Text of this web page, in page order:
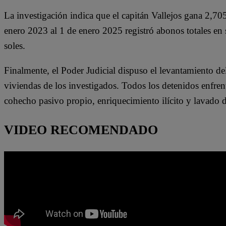
La investigación indica que el capitán Vallejos gana
enero 2023 al 1 de enero 2025 registró abonos totales
soles.
Finalmente, el Poder Judicial dispuso el levantamiento
viviendas de los investigados. Todos los detenidos
cohecho pasivo propio, enriquecimiento ilícito y lavado
VIDEO RECOMENDADO